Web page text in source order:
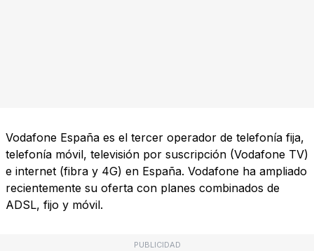
Vodafone España es el tercer operador de telefonía fija,
telefonía móvil, televisión por suscripción (Vodafone TV)
e internet (fibra y 4G) en España. Vodafone ha ampliado
recientemente su oferta con planes combinados de
ADSL, fijo y móvil.
PUBLICIDAD